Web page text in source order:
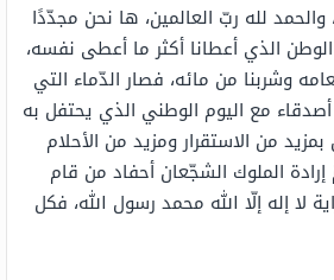
والحمد لله ربّ العالمين، ها نحن مجدّدًا
الذي أعطانا أكثر ما أعطى نفسه،
وشربنا من مائه، فصار الدّماء التي
مع اليوم الوطني الذي يحتفل به
من الاستقرار ومزيد من الأحلام
الملوك الشجّعان أحفاد من قام
لا إله إلّا الله محمد رسول الله، فكل